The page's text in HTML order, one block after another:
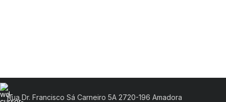
Rua Dr. Francisco Sá Carneiro 5A 2720-196 Amadora